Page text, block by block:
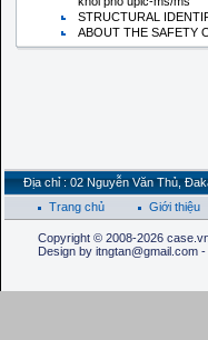
STRUCTURAL
ABOUT THE SAFETY
Địa chỉ : 02 Nguyễn Văn Thủ,
Trang chủ
Giới thiệu
Copyright © 2008-2026
Design by itngtan@gmail.com